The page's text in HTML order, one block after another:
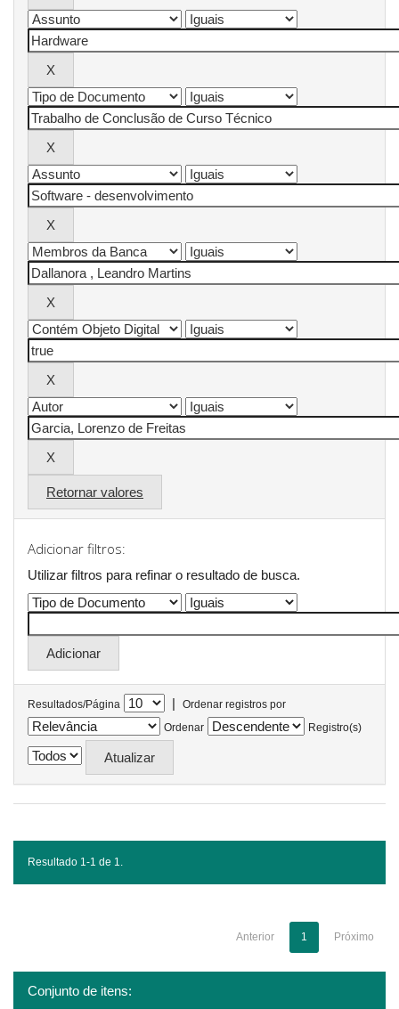
Retornar valores
Adicionar filtros:
Utilizar filtros para refinar o resultado de busca.
Resultados/Página |
Ordenar registros por
Ordenar
Registro(s)
Resultado 1-1 de 1.
Anterior 1 Próximo
Conjunto de itens: